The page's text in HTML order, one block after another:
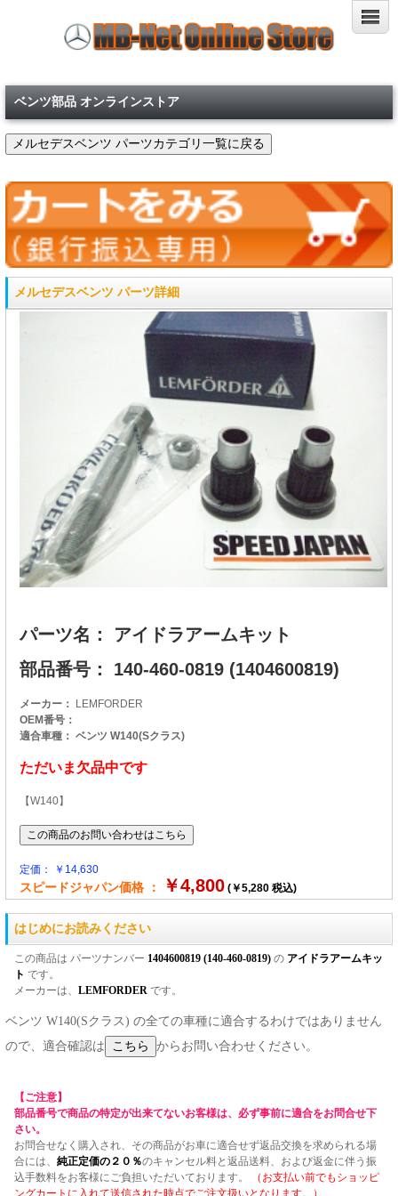
ベンツ部品 オンラインストア
メルセデスベンツ パーツ詳細
パーツ名： アイドラアームキット
部品番号： 140-460-0819 (1404600819)
メーカー：
LEMFORDER
OEM番号：
適合車種： ベンツ W140(Sクラス)
ただいま欠品中です
【W140】
定価： ￥14,630
スピードジャパン価格 ： ￥4,800 (￥5,280 税込)
はじめにお読みください
この商品は パーツナンバー 1404600819 (140-460-0819) の アイドラアームキッ
ト です。
メーカーは、 LEMFORDER です。
ベンツ W140(Sクラス) の全ての車種に適合するわけではありません
ので、適合確認は
からお問い合わせください。
【ご注意】
部品番号で商品の特定が出来てないお客様は、必ず事前に適合をお問合せ下
さい。
お問合せなく購入され、その商品がお車に適合せず返品交換を求められる場
合には、 純正定価の２０％のキャンセル料と返品送料、および返金に伴う振
込手数料をお客様にご負担いただいております。
（お支払い前でもショッピ
ングカートに入れて送信された時点でご注文扱いとなります。）